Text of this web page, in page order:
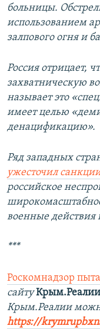
больницы.
использованием
залпового огня и
Россия отрицает,
захватническую
называет это
имеет целью
денацификацию».
Ряд западных
ужесточил
российское
военные действия
***
Роскомнадзор
сайтуКрым.Реалии
Крым.Реалии
https://